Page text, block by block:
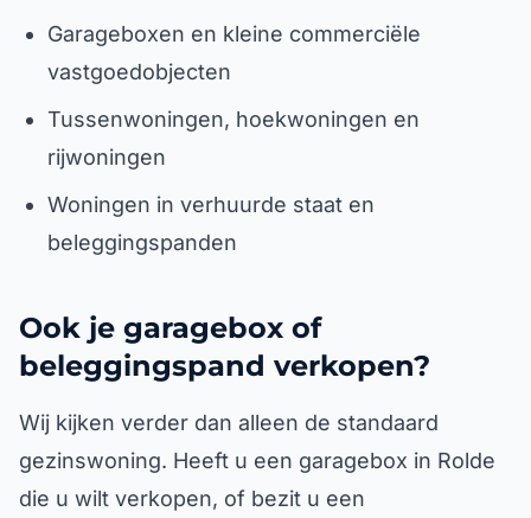
Garageboxen en kleine commerciële
vastgoedobjecten
Tussenwoningen, hoekwoningen en
rijwoningen
Woningen in verhuurde staat en
beleggingspanden
Ook je garagebox of
beleggingspand verkopen?
Wij kijken verder dan alleen de standaard
gezinswoning. Heeft u een garagebox in Rolde
die u wilt verkopen, of bezit u een